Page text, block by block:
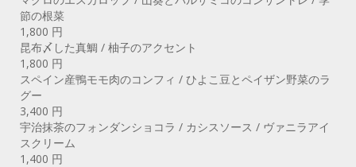
節の根菜
1,800 円
昆布〆した真鯛 / 柚子のアクセント
1,800 円
スペイン産鴨モモ肉のコンフィ / ひよこ豆とペイザン野菜のラ
グー
3,400 円
宇治抹茶のフォンダンショコラ / カシスソース / ヴァニラアイ
スクリーム
1,400 円